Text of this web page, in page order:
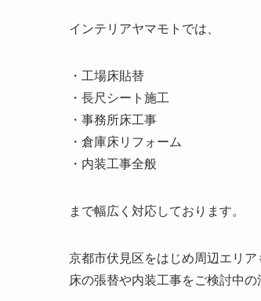
インテリアヤマモトでは、
・工場床貼替
・長尺シート施工
・事務所床工事
・倉庫床リフォーム
・内装工事全般
まで幅広く対応しております。
京都市伏見区をはじめ周辺エリア
床の張替や内装工事をご検討中